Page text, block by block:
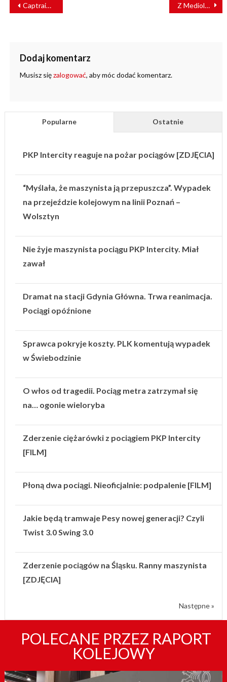
WPISU
Captrain Polska będzie jeździć na zielonej energii Z Mediolanu do Paryża dwa pociągi dziennie
Dodaj komentarz
Musisz sięzalogować, aby móc dodać komentarz.
Popularne Ostatnie
PKP Intercity reaguje na pożar pociągów [ZDJĘCIA]
“Myślała, że maszynista ją przepuszcza”. Wypadek
na przejeździe kolejowym na linii Poznań –
Wolsztyn
Nie żyje maszynista pociągu PKP Intercity. Miał
zawał
Dramat na stacji Gdynia Główna. Trwa reanimacja.
Pociągi opóźnione
Sprawca pokryje koszty. PLK komentują wypadek
w Świebodzinie
O włos od tragedii. Pociąg metra zatrzymał się
na… ogonie wieloryba
Zderzenie ciężarówki z pociągiem PKP Intercity
[FILM]
Płoną dwa pociągi. Nieoficjalnie: podpalenie [FILM]
Jakie będą tramwaje Pesy nowej generacji? Czyli
Twist 3.0 Swing 3.0
Zderzenie pociągów na Śląsku. Ranny maszynista
[ZDJĘCIA]
Następne »
POLECANE PRZEZ RAPORT
KOLEJOWY